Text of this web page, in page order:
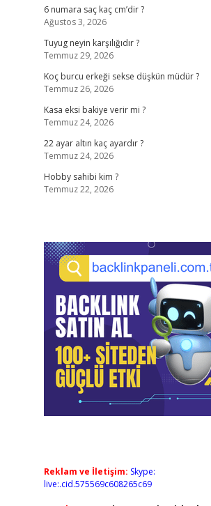
6 numara saç kaç cm’dir ?
Ağustos 3, 2026
Tuyug neyin karşılığıdır ?
Temmuz 29, 2026
Koç burcu erkeği sekse düşkün müdür ?
Temmuz 26, 2026
Kasa eksi bakiye verir mi ?
Temmuz 24, 2026
22 ayar altın kaç ayardır ?
Temmuz 24, 2026
Hobby sahibi kim ?
Temmuz 22, 2026
Reklam ve İletişim: Skype:
live:.cid.575569c608265c69